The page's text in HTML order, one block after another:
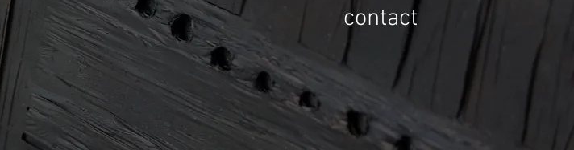
contact